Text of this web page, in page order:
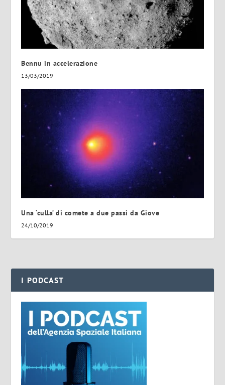
Bennu in accelerazione
13/03/2019
Una ‘culla’ di comete a due passi da Giove
24/10/2019
I PODCAST